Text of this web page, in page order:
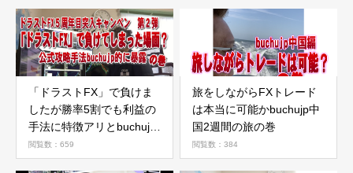
「ドラストFX」で負けま
したが勝率5割でも利益の
手法に特徴アリとbuchujp
的評価の巻
閲覧数：659
旅をしながらFXトレード
は本当に可能かbuchujp中
国2週間の旅の巻
閲覧数：384